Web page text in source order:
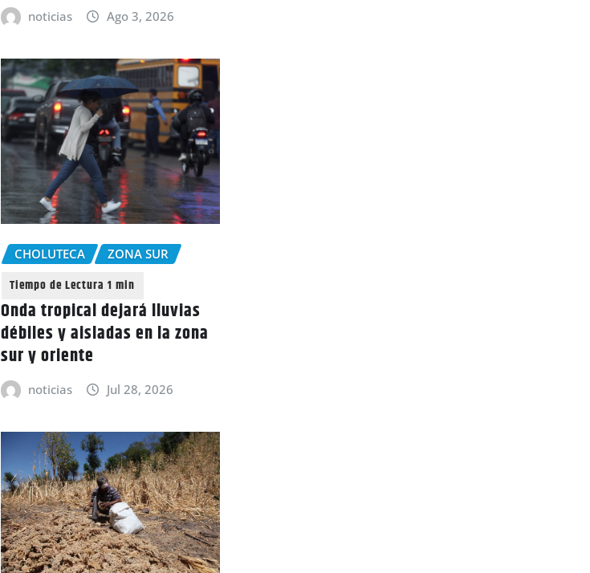
noticias Ago 3, 2026
CHOLUTECA ZONA SUR
Onda tropical dejará lluvias
débiles y aisladas en la zona
sur y oriente
noticias Jul 28, 2026